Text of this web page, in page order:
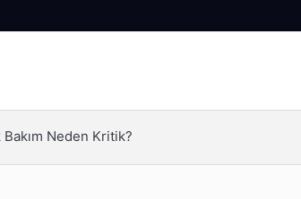
Arama
Neden Kritik?